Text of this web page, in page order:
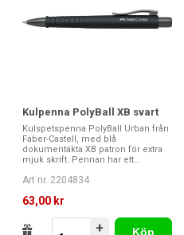
Kulpenna PolyBall XB svart
Kulspetspenna PolyBall Urban från
Faber-Castell, med blå
dokumentäkta XB patron för extra
mjuk skrift. Pennan har ett...
Art nr. 2204834
63,00 kr
+
Köp